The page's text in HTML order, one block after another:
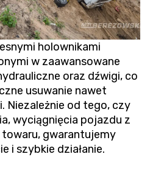
holownikami
w zaawansowane
oraz dźwigi, co
usuwanie nawet
Niezależnie od tego, czy
wyciągnięcia pojazdu z
towaru, gwarantujemy
i szybkie działanie.